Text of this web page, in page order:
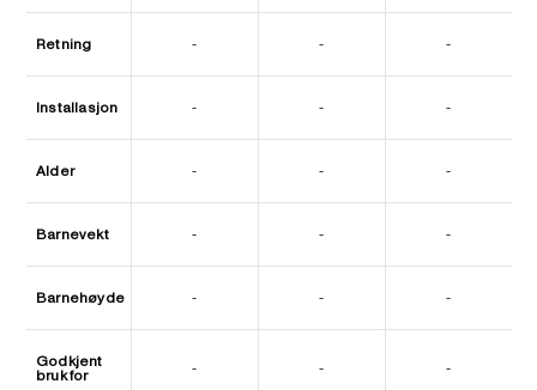
Retning - - -
Installasjon - - -
Alder - - -
Barnevekt - - -
Barnehøyde - - -
Godkjent
bruk for
- - -